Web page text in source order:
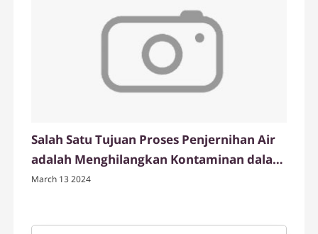
Salah Satu Tujuan Proses Penjernihan Air
adalah Menghilangkan Kontaminan dalam
Air
March 13 2024